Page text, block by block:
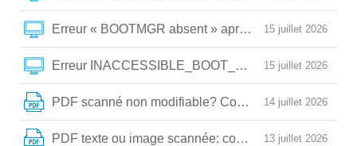
15 juillet 2026
Erreur « BOOTMGR absent » après clonage: la
15 juillet 2026
Erreur INACCESSIBLE_BOOT_DEVICE après
14 juillet 2026
PDF scanné non modifiable? Comment le convertir
13 juillet 2026
PDF texte ou image scannée: comment choisir la